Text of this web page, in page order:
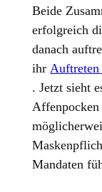
Beide
erfolgreich
danach
ihrAuftreten
. Jetzt sieht
Mandaten